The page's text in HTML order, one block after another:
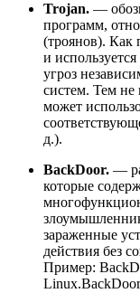
Trojan. —
программ,
(троянов). Как
и
угроз
систем. Тем не
может
д.).
BackDoor. —
которые
зараженные
действия без
Пример: